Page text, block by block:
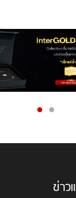
ข่าว